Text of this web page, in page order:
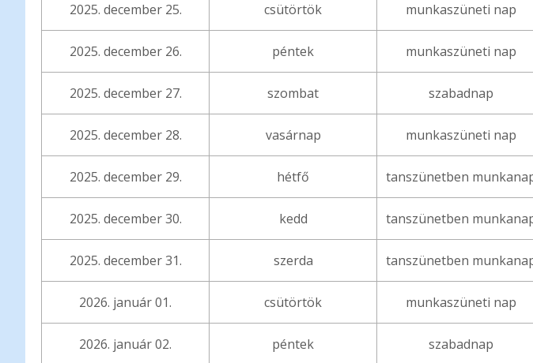
2025. december 25. csütörtök munkaszüneti nap
2025. december 26. péntek munkaszüneti nap
2025. december 27. szombat szabadnap
2025. december 28. vasárnap munkaszüneti nap
2025. december 29. hétfő tanszünetben
2025. december 30. kedd tanszünetben
2025. december 31. szerda tanszünetben
2026. január 01. csütörtök munkaszüneti nap
2026. január 02. péntek szabadnap